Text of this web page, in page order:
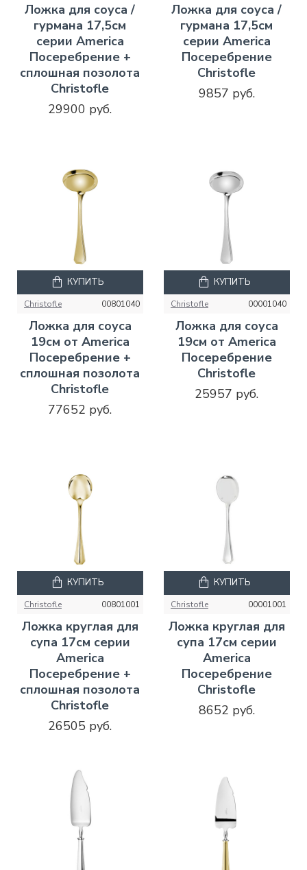
Ложка для соуса /
гурмана 17,5см
серии America
Посеребрение +
сплошная позолота
Christofle
29900 руб.
Ложка для соуса /
гурмана 17,5см
серии America
Посеребрение
Christofle
9857 руб.
Christofle 00801040
Ложка для соуса
19см от America
Посеребрение +
сплошная позолота
Christofle
77652 руб.
КУПИТЬ
Christofle 00001040
Ложка для соуса
19см от America
Посеребрение
Christofle
25957 руб.
КУПИТЬ
Christofle 00801001
Ложка круглая для
супа 17см серии
America
Посеребрение +
сплошная позолота
Christofle
26505 руб.
КУПИТЬ
Christofle 00001001
Ложка круглая для
супа 17см серии
America
Посеребрение
Christofle
8652 руб.
КУПИТЬ